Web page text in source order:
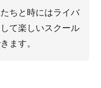
ちと時にはライバ
て楽しいスクール
ます。